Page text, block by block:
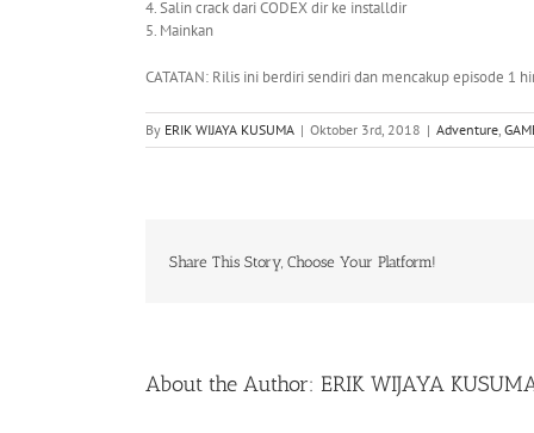
4. Salin crack dari CODEX dir ke installdir
5. Mainkan
CATATAN: Rilis ini berdiri sendiri dan mencakup episode 1
By ERIK WIJAYA KUSUMA | Oktober 3rd, 2018 | Adventure,
Share This Story, Choose Your Platform!
About the Author: ERIK WIJAYA